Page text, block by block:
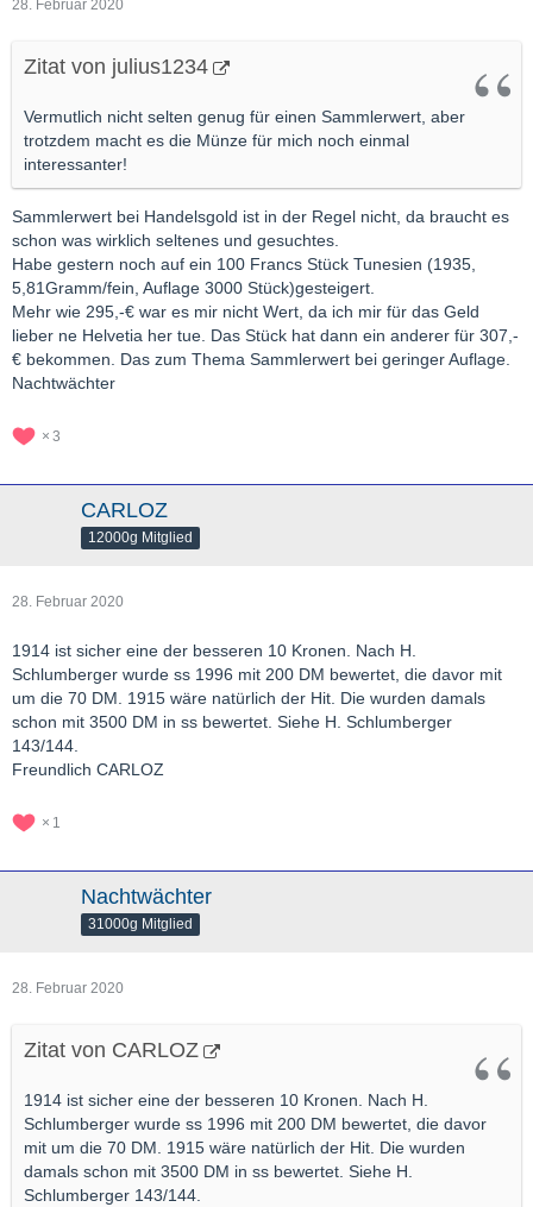
28. Februar 2020
Zitat von julius1234
Vermutlich nicht selten genug für einen Sammlerwert, aber
trotzdem macht es die Münze für mich noch einmal
interessanter!
Sammlerwert bei Handelsgold ist in der Regel nicht, da braucht es
schon was wirklich seltenes und gesuchtes.
Habe gestern noch auf ein 100 Francs Stück Tunesien (1935,
5,81Gramm/fein, Auflage 3000 Stück)gesteigert.
Mehr wie 295,-€ war es mir nicht Wert, da ich mir für das Geld
lieber ne Helvetia her tue. Das Stück hat dann ein anderer für 307,-
€ bekommen. Das zum Thema Sammlerwert bei geringer Auflage.
Nachtwächter
3
CARLOZ
12000g Mitglied
28. Februar 2020
1914 ist sicher eine der besseren 10 Kronen. Nach H.
Schlumberger wurde ss 1996 mit 200 DM bewertet, die davor mit
um die 70 DM. 1915 wäre natürlich der Hit. Die wurden damals
schon mit 3500 DM in ss bewertet. Siehe H. Schlumberger
143/144.
Freundlich CARLOZ
1
Nachtwächter
31000g Mitglied
28. Februar 2020
Zitat von CARLOZ
1914 ist sicher eine der besseren 10 Kronen. Nach H.
Schlumberger wurde ss 1996 mit 200 DM bewertet, die davor
mit um die 70 DM. 1915 wäre natürlich der Hit. Die wurden
damals schon mit 3500 DM in ss bewertet. Siehe H.
Schlumberger 143/144.